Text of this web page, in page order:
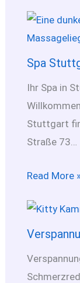
Spa
Ihr Spa in
Stuttgart
Straße 73…
Read More